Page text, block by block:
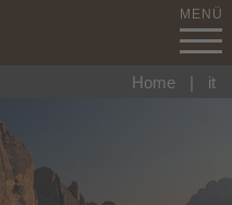
MENÜ
Home | it